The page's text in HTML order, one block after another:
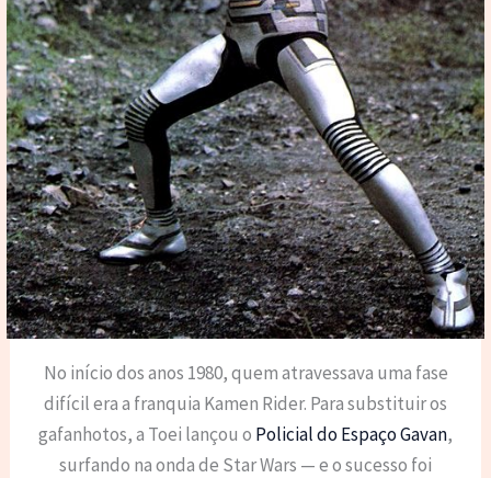
No início dos anos 1980, quem atravessava uma fase
difícil era a franquia Kamen Rider. Para substituir os
gafanhotos, a Toei lançou o Policial do Espaço Gavan,
surfando na onda de Star Wars — e o sucesso foi